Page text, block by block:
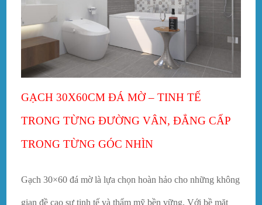
GẠCH 30X60CM ĐÁ MỜ – TINH TẾ
TRONG TỪNG ĐƯỜNG VÂN, ĐẲNG CẤP
TRONG TỪNG GÓC NHÌN
Gạch 30×60 đá mờ là lựa chọn hoàn hảo cho những không
gian đề cao sự tinh tế và thẩm mỹ bền vững. Với bề mặt